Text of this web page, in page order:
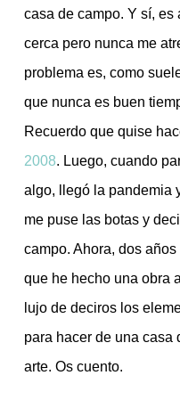
casa de campo. Y sí,
cerca pero nunca me
problema es, como
que nunca es buen
Recuerdo que quise
2008. Luego, cuando
algo, llegó la pandemia
me puse las botas y
campo. Ahora, dos
que he hecho una obra
lujo de deciros los
para hacer de una casa
arte. Os cuento.